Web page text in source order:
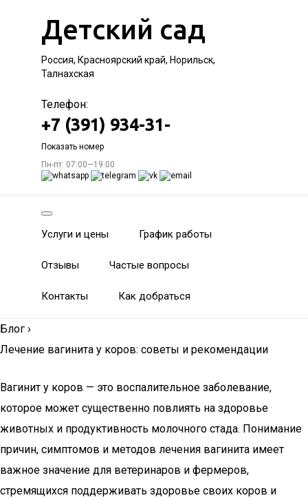
Детский сад
Россия, Красноярский край, Норильск,
Талнахская
Телефон:
+7 (391) 934-31-
Показать номер
Пн-пт: 07:00—19:00
Услуги и цены График работы
Отзывы Частые вопросы
Контакты Как добраться
Блог ›
Лечение вагинита у коров: советы и рекомендации
Вагинит у коров — это воспалительное заболевание,
которое может существенно повлиять на здоровье
животных и продуктивность молочного стада. Понимание
причин, симптомов и методов лечения вагинита имеет
важное значение для ветеринаров и фермеров,
стремящихся поддерживать здоровье своих коров и